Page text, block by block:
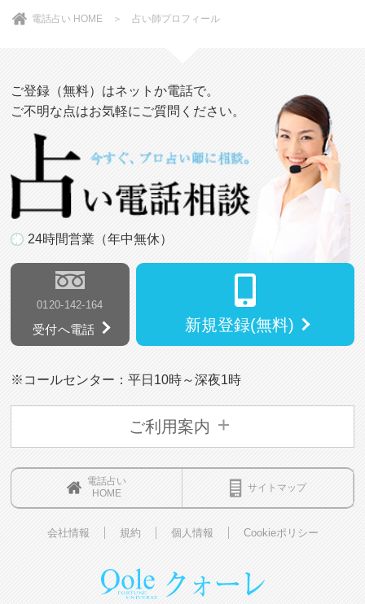
電話占い HOME ＞ 占い師プロフィール
ご登録（無料）はネットか電話で。
ご不明な点はお気軽にご質問ください。
24時間営業（年中無休）
0120-142-164
受付へ電話 新規登録(無料)
※コールセンター：平日10時～深夜1時
ご利用案内
電話占い
HOME
サイトマップ
会社情報 規約 個人情報 Cookieポリシー